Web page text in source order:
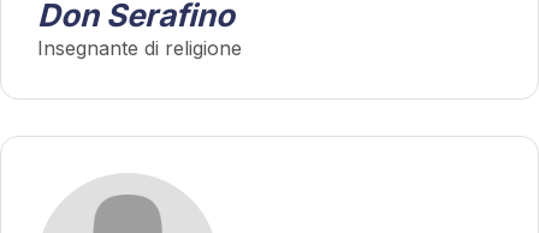
Don Serafino
Insegnante di religione